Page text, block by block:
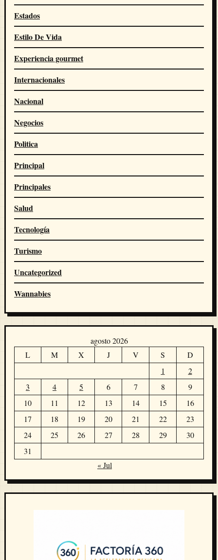
Estados
Estilo De Vida
Experiencia gourmet
Internacionales
Nacional
Negocios
Politica
Principal
Principales
Salud
Tecnología
Turismo
Uncategorized
Wannabies
agosto 2026
L
M X J V S
D
1
2
3
4 5 6 7 8
9
10
11 12 13 14 15
16
17
18 19 20 21 22
23
24
25 26 27 28 29
30
31
« Jul